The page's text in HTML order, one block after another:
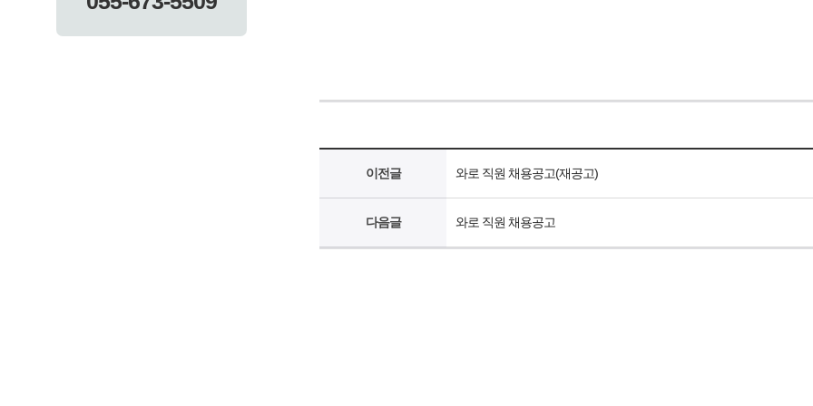
이전글 와로 직원 채용공고(재공고)
다음글 와로 직원 채용공고